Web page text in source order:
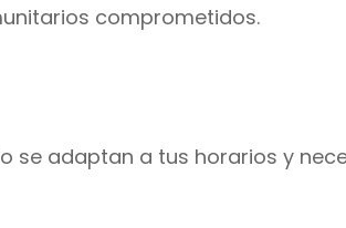
comprometidos.
se adaptan a tus horarios y